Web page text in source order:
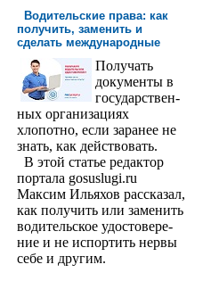
Водительские права: как
получить, заменить и
сделать международ­ные
Получать
доку­менты в
государствен­
ных организациях
хлопотно, если заранее не
знать, как действовать.
В этой статье редактор
портала gosuslugi.ru
Максим Ильяхов рассказал,
как получить или заменить
водительское удостовере­
ние и не испортить нервы
себе и другим.